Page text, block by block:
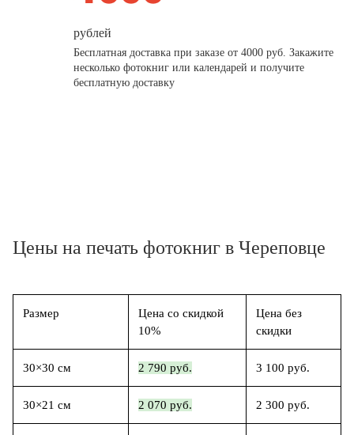
рублей
Бесплатная доставка при заказе от 4000 руб. Закажите
несколько фотокниг или календарей и получите
бесплатную доставку
Цены на печать фотокниг в Череповце
Размер
Цена со скидкой
10%
Цена без
скидки
30×30 см 2 790 руб. 3 100 руб.
30×21 см 2 070 руб. 2 300 руб.